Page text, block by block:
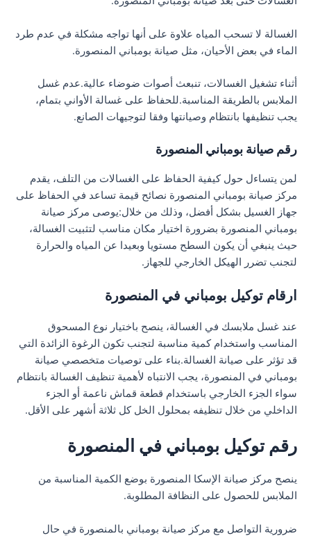
الغسالة لا تسحب المياه علاوة على أنها تواجه مشكلة في عدم طرد
الماء في بعض الأحيان، مثل صيانة بومباني المنصورة.
أثناء تشغيل الغسالات، تنبعث أصوات ضوضاء عالية.عدم غسل
الملابس بالطريقة المناسبة.للحفاظ على غسالة الأواني بتمام،
يجب تنظيفها بانتظام وصيانتها وفقا لتوجيهات الصانع.
رقم صيانة بومباني المنصورة
لمن يتساءل حول كيفية الحفاظ على الغسالات من التلف، يقدم
مركز صيانة بومباني المنصورة نصائح قيمة تساعد في الحفاظ على
جهاز الغسيل بشكل أفضل، وذلك من خلال:يوصى مركز صيانة
بومباني المنصورة بضرورة اختيار مكان مناسب لتثبيت الغسالة،
حيث ينبغي أن يكون السطح مستويا وبعيدا عن المياه والحرارة
لتجنب تضرر الهيكل الخارجي للجهاز.
ارقام توكيل بومباني في المنصورة
عند غسل ملابسك في الغسالة، ينصح باختيار نوع المسحوق
المناسب واستخدام كمية مناسبة لتجنب تكون الرغوة الزائدة التي
قد تؤثر على صيانة الغسالة.بناء على توصيات متخصصي صيانة
بومباني في المنصورة، يجب الانتباه لأهمية تنظيف الغسالة بانتظام
سواء الجزء الخارجي باستخدام قطعة قماش ناعمة أو الجزء
الداخلي من خلال تنظيفه بمحلول الخل كل ثلاثة أشهر على الأقل.
رقم توكيل بومباني في المنصورة
ينصح مركز صيانة الإسكا المنصورة بوضع الكمية المناسبة من
الملابس للحصول على النظافة المطلوبة.
ضرورية التواصل مع مركز صيانة بومباني بالمنصورة في حال